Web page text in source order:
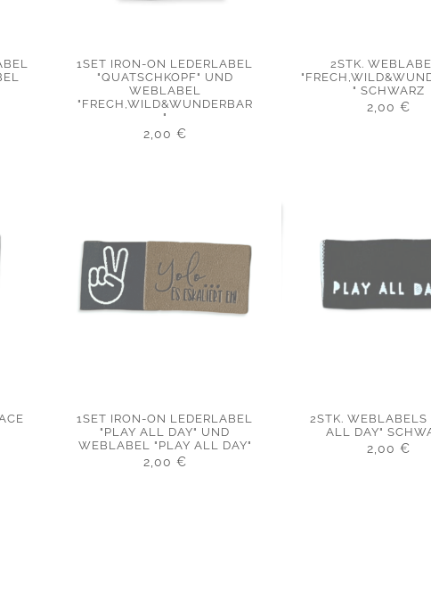
1SET IRON-ON LEDERLABEL
"QUATSCHKOPF" UND
WEBLABEL
"FRECH,WILD&WUNDERBAR
"
2,00 €
2STK.
" SCHWARZ
2,00€
1SET IRON-ON LEDERLABEL
"PLAY ALL DAY" UND
WEBLABEL "PLAY ALL DAY"
2,00 €
2STK. WEBLABELS
ALL DAY"
2,00€